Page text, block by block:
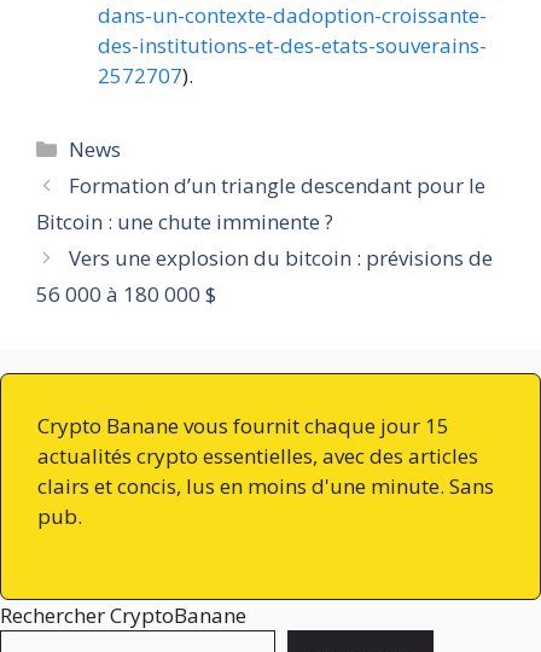
dans-un-contexte-dadoption-croissante-
des-institutions-et-des-etats-souverains-
2572707).
Catégories
News
Formation d’un triangle descendant pour le
Bitcoin : une chute imminente ?
Vers une explosion du bitcoin : prévisions de
56 000 à 180 000 $
Crypto Banane vous fournit chaque jour 15
actualités crypto essentielles, avec des articles
clairs et concis, lus en moins d'une minute. Sans
pub.
Rechercher CryptoBanane